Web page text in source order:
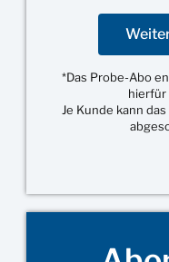
*Das Probe-Abo
hierfür
Je Kunde kann